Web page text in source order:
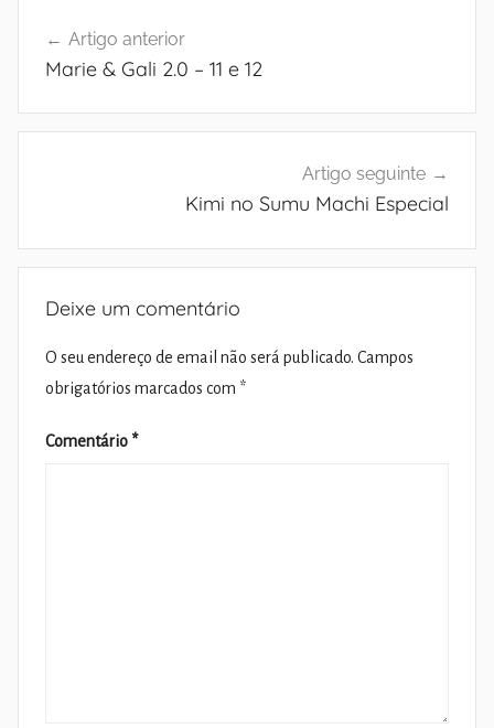
de
Artigo anterior
Marie & Gali 2.0 – 11 e 12
Artigo seguinte
Kimi no Sumu Machi Especial
Deixe um comentário
O seu endereço de email não será publicado. Campos
obrigatórios marcados com *
Comentário *